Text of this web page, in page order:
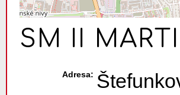
SM II
Adresa: